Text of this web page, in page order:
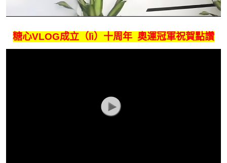
糖心VLOG成立（lì）十周年 奧運冠軍祝賀點讚